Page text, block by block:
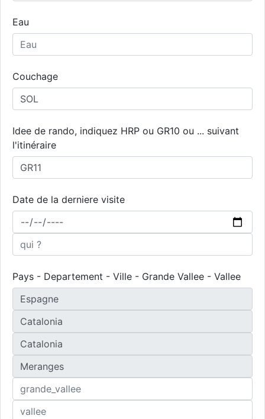
Eau
Couchage
Idee de rando, indiquez HRP ou GR10 ou ... suivant
l'itinéraire
Date de la derniere visite
Pays - Departement - Ville - Grande Vallee - Vallee